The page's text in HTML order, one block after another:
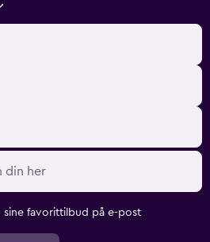
favorittilbud på e-post